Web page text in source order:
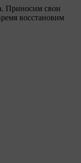
Приносим свои
восстановим